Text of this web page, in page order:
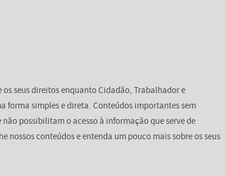
seus direitos enquanto Cidadão, Trabalhador e
forma simples e direta. Conteúdos importantes sem
possibilitam o acesso à informação que serve de
conteúdos e entenda um pouco mais sobre os seus